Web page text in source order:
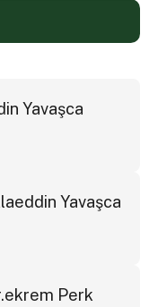
Yavaşca
Yavaşca
Perk